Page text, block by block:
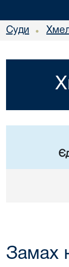
Суди •
Замах